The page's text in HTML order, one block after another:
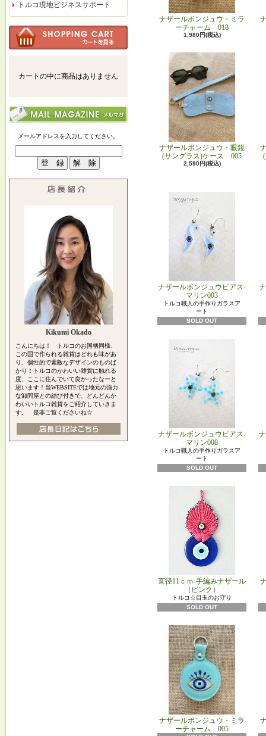
トルコ現地ビジネスサポート
カートの中に商品はありません
メールアドレスを入力してください。
Kikumi Okado
こんにちは！ トルコのお国柄同様、
この国で作られる雑貨はどれも味があ
り、個性的で素敵なデザインのものば
かり！トルコのかわいい雑貨に触れる
度、ここに住んでいて良かったなーと
思います！当WEBSITEでは地元の強力
な卸問屋との結び付きで、どんどんか
わいいトルコ雑貨をご紹介していきま
す。 是非ご覧くださいね☆
ナザールボンジュウ・ミラ
ーチャーム 018
1,980円(税込)
ナザールボンジュウ・眼鏡
(サングラス)ケース 005
2,590円(税込)
ナザールボンジュウピアス-
マリン003
トルコ職人の手作りガラスア
ート
SOLD OUT
ナザールボンジュウピアス-
マリン008
トルコ職人の手作りガラスア
ート
SOLD OUT
直径11ｃｍ-手編みナザール
（ピンク）
トルコ☆目玉のお守り
SOLD OUT
ナザールボンジュウ・ミラ
ーチャーム 005